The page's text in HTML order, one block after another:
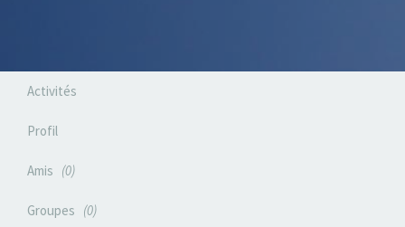
Activités
Profil
Amis 0
Groupes 0